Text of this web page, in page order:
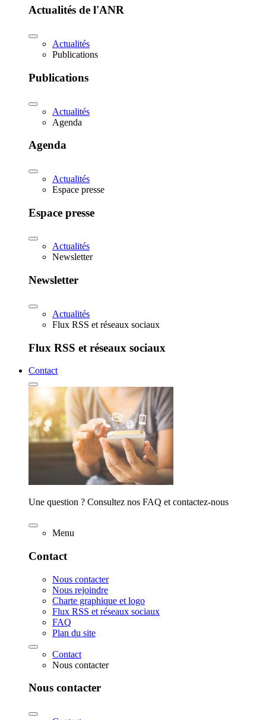
Actualités de l'ANR
Actualités
Publications
Publications
Actualités
Agenda
Agenda
Actualités
Espace presse
Espace presse
Actualités
Newsletter
Newsletter
Actualités
Flux RSS et réseaux sociaux
Flux RSS et réseaux sociaux
Contact
Une question ? Consultez nos FAQ et contactez-nous
Menu
Contact
Nous contacter
Nous rejoindre
Charte graphique et logo
Flux RSS et réseaux sociaux
FAQ
Plan du site
Contact
Nous contacter
Nous contacter